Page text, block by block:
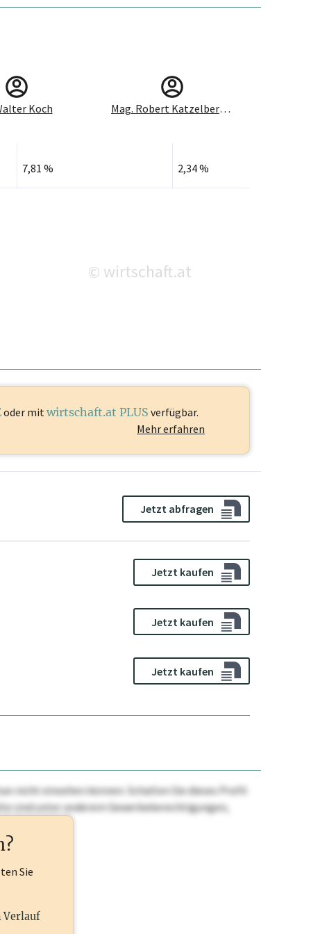
Koch
7,81 %
Mag. Robert Katzelberger
2,34 %
© wirtschaft.at
oder mit wirtschaft.at PLUS verfügbar.
Mehr erfahren
Jetzt abfragen
Jetzt kaufen
Jetzt kaufen
Jetzt kaufen
nicht einsehen können. Schalten Sie dieses Profil
sind unter anderem Gewerbeberechtigungen,
Sie
Verlauf